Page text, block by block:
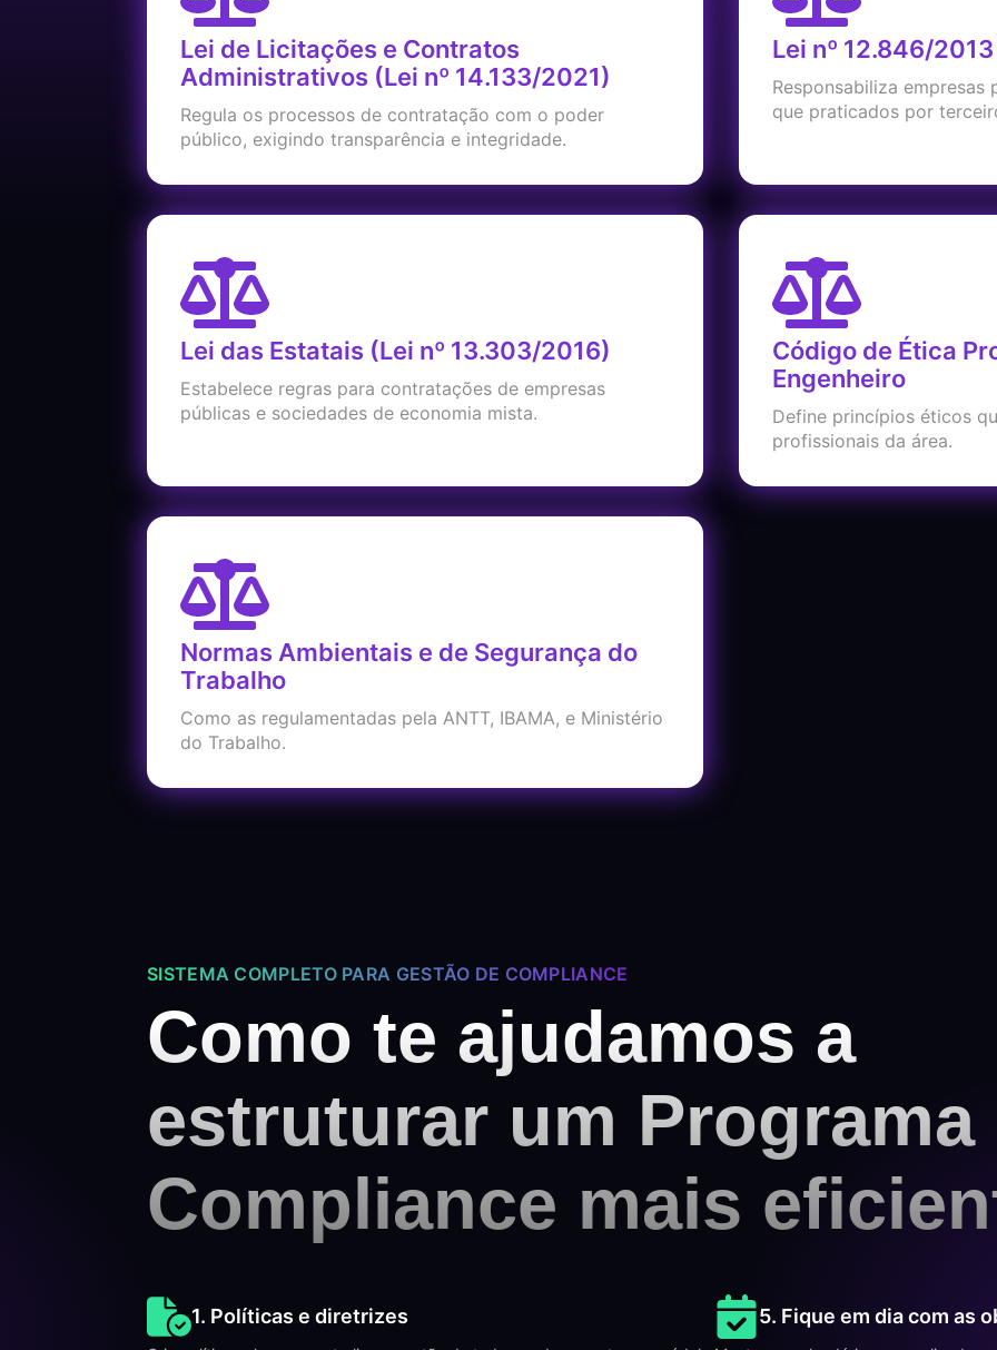
Lei de Licitações e Contratos
Administrativos (Lei nº 14.133/2021)
Regula os processos de contratação com o poder
público, exigindo transparência e integridade.
Lei nº 12.846/
Responsabiliza
que praticados por
Lei das Estatais (Lei nº 13.303/2016)
Estabelece regras para contratações de empresas
públicas e sociedades de economia mista.
Código de Ética
Engenheiro
Define princípios éticos
profissionais da área.
Normas Ambientais e de Segurança do
Trabalho
Como as regulamentadas pela ANTT, IBAMA, e Ministério
do Trabalho.
SISTEMA COMPLETO PARA GESTÃO DE COMPLIANCE
Como te ajudamos a
estruturar um Programa
Compliance mais
1. Políticas e diretrizes 5. Fique em dia com as